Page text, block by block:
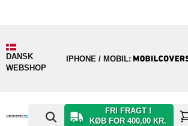
DANSK
WEBSHOP
IPHONE / MOBIL:
FRI FRAGT !
KØB FOR 400,00 KR.